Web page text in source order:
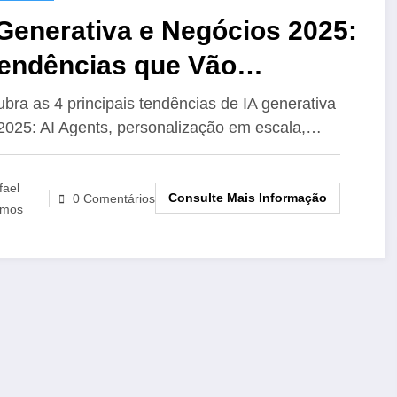
e Negócios 2025:
que Vão
Empresas
as 4 principais tendências de IA generativa
AI Agents, personalização em escala,…
0 Comentários Consulte Mais Informação